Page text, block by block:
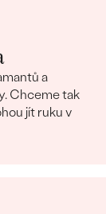
a
Chceme tak
jít ruku v